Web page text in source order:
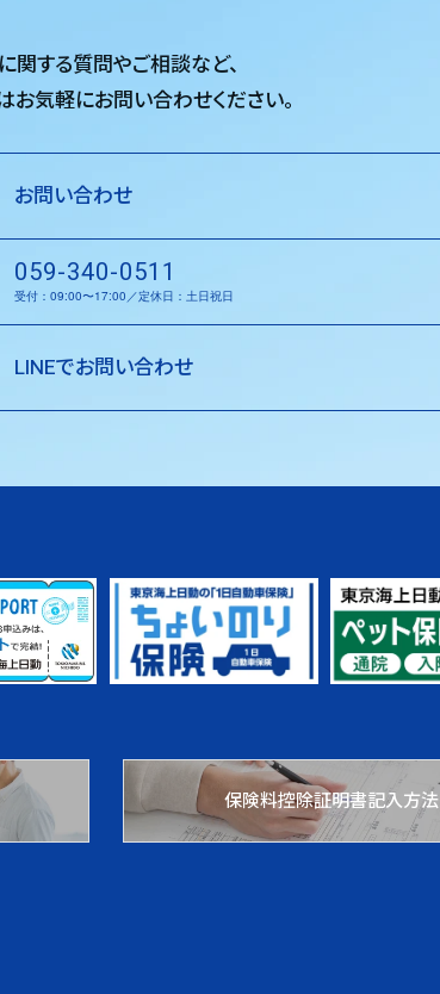
関する質問やご相談など、
お気軽にお問い合わせください。
お問い合わせ
059-340-0511
受付：09:00〜17:00／定休日：土日祝日
LINEでお問い合わせ
保険料控除証明書記入方法